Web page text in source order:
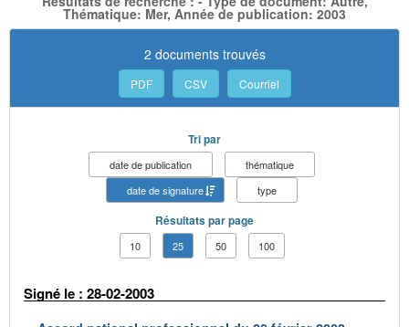
Thématique: Mer, Année de publication: 2003
2 documents trouvés
PDF CSV Courriel
Tri par
date de publication
thématique
date de signature
type
Résultats par page
10 25 50 100
Signé le : 28-02-2003